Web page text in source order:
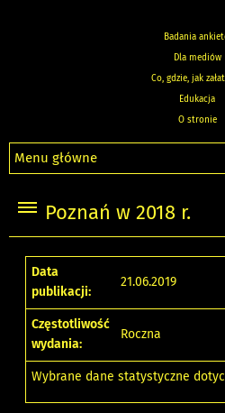
Badania
Dla mediów
Co, gdzie, jak
Edukacja
O stronie
Menu główne
Poznań w 2018 r.
Data
publikacji:
21.06.2019
Częstotliwość
wydania:
Roczna
Wybrane dane statystyczne